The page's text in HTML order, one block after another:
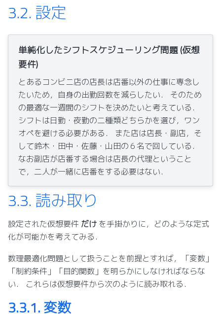
3.2. 設定
単純化したシフトスケジューリング問題 (仮想
要件)
とあるコンビニ店の店長は店番以外の仕事に専念し
たいため，自身の出勤回数を減らしたい． そのため
の最適な一週間のシフトを決めたいと考えている．
シフトは日勤・夜勤の二種類どちらかを選び，ワン
オペを避ける必要がある． また店は店長・副店，そ
して鈴木・田中・佐藤・山田の６名で回している．
なお副店が店番する場合は店長の代理ということ
で，二人が一緒に店番をする必要はない．
3.3. 読み取り
設定された仮想要件 だけ を手掛かりに，どのような定式
化が可能かを考えてみる．
数理最適化問題として扱うことを前提とすれば，「変数」
「制約条件」「目的関数」を明らかにしなければならな
い． これらは仮想要件から次のように読み取れる．
3.3.1.変数